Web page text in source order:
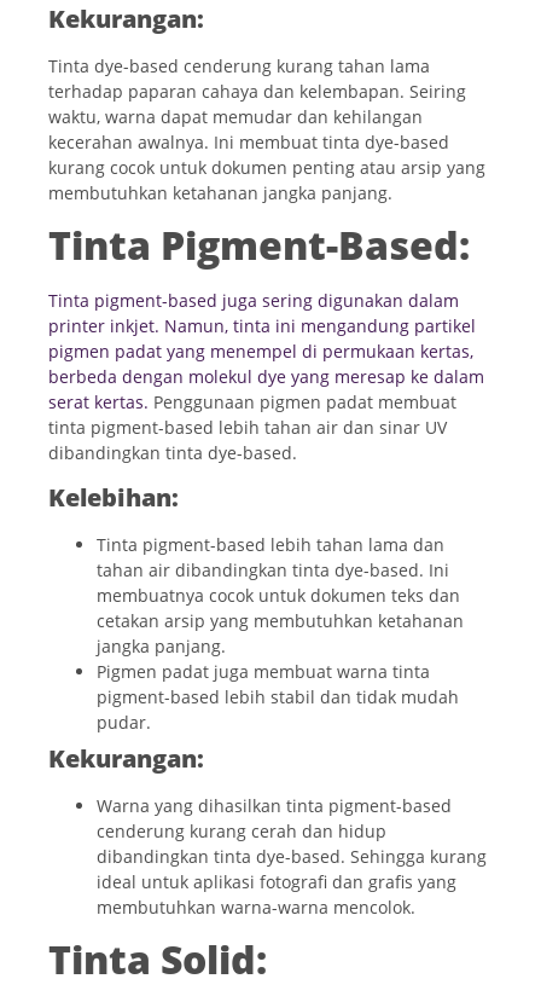
Kekurangan:
Tinta dye-based cenderung kurang tahan lama
terhadap paparan cahaya dan kelembapan. Seiring
waktu, warna dapat memudar dan kehilangan
kecerahan awalnya. Ini membuat tinta dye-based
kurang cocok untuk dokumen penting atau arsip yang
membutuhkan ketahanan jangka panjang.
Tinta Pigment-Based:
Tinta pigment-based juga sering digunakan dalam
printer inkjet. Namun, tinta ini mengandung partikel
pigmen padat yang menempel di permukaan kertas,
berbeda dengan molekul dye yang meresap ke dalam
serat kertas. Penggunaan pigmen padat membuat
tinta pigment-based lebih tahan air dan sinar UV
dibandingkan tinta dye-based.
Kelebihan:
Tinta pigment-based lebih tahan lama dan
tahan air dibandingkan tinta dye-based. Ini
membuatnya cocok untuk dokumen teks dan
cetakan arsip yang membutuhkan ketahanan
jangka panjang.
Pigmen padat juga membuat warna tinta
pigment-based lebih stabil dan tidak mudah
pudar.
Kekurangan:
Warna yang dihasilkan tinta pigment-based
cenderung kurang cerah dan hidup
dibandingkan tinta dye-based. Sehingga kurang
ideal untuk aplikasi fotografi dan grafis yang
membutuhkan warna-warna mencolok.
Tinta Solid: